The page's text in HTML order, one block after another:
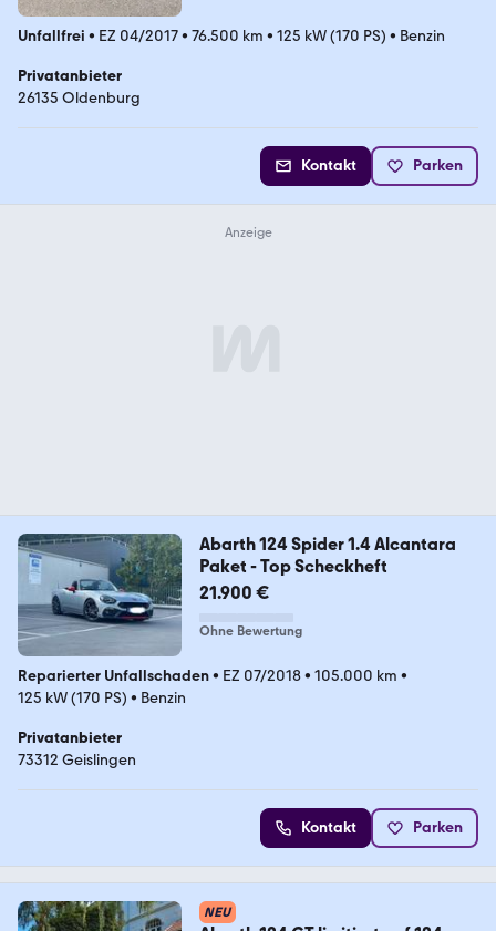
Unfallfrei • EZ 04/2017• 76.500 km • 125 kW (170 PS) • Benzin
Privatanbieter
26135 Oldenburg
Kontakt Parken
Abarth 124 Spider 1.4 Alcantara
Paket - Top Scheckheft
21.900 €
Ohne Bewertung
Reparierter Unfallschaden• EZ 07/2018• 105.000 km •
125 kW (170 PS) • Benzin
Privatanbieter
73312 Geislingen
Kontakt Parken
NEU